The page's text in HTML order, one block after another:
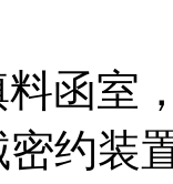
函室
约装